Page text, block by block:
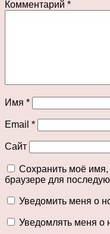
Комментарий *
Имя *
Email *
Сайт
Сохранить моё имя,
браузере для
Уведомить меня о
Уведомлять меня о